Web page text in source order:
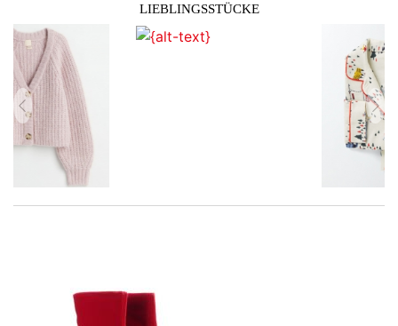
LIEBLINGSSTÜCKE
zurück vor